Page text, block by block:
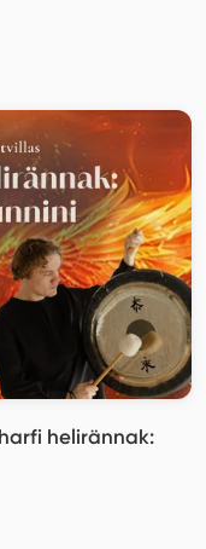
harfi helirännak: